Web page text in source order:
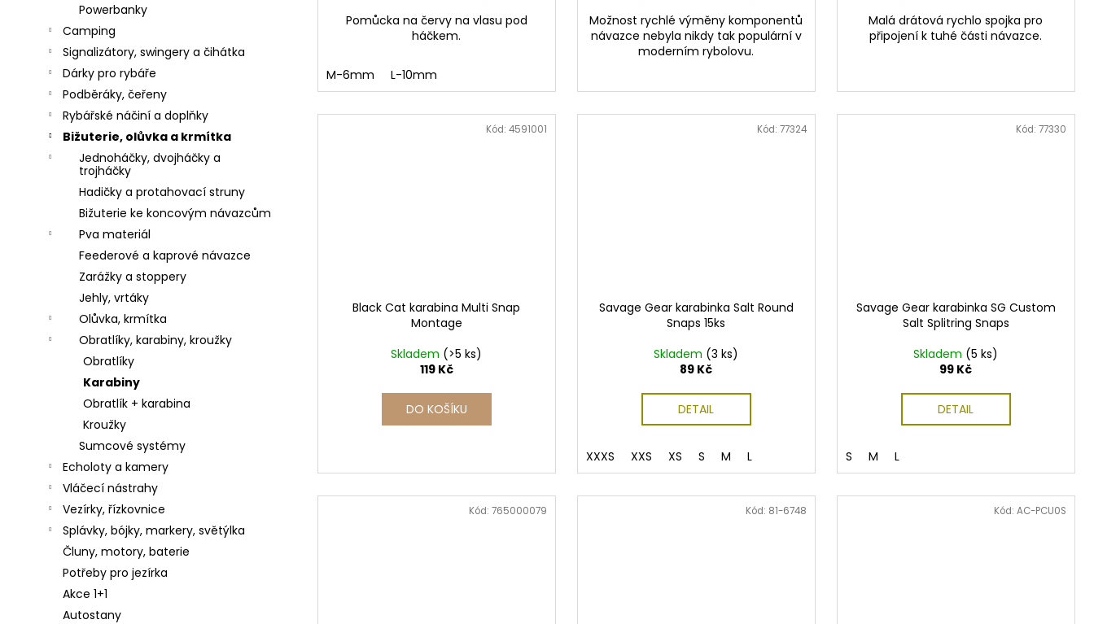
Powerbanky
Camping
Signalizátory, swingery a čihátka
Dárky pro rybáře
Podběráky, čeřeny
Rybářské náčiní a doplňky
Bižuterie, olůvka a krmítka
Jednoháčky, dvojháčky a
trojháčky
Hadičky a protahovací struny
Bižuterie ke koncovým návazcům
Pva materiál
Feederové a kaprové návazce
Zarážky a stoppery
Jehly, vrtáky
Olůvka, krmítka
Obratlíky, karabiny, kroužky
Obratlíky
Karabiny
Obratlík + karabina
Kroužky
Sumcové systémy
Echoloty a kamery
Vláčecí nástrahy
Vezírky, řízkovnice
Splávky, bójky, markery, světýlka
Čluny, motory, baterie
Potřeby pro jezírka
Akce 1+1
Autostany
Pomůcka na červy na vlasu pod
háčkem.
M-6mm L-10mm
Možnost rychlé výměny komponentů
návazce nebyla nikdy tak populární v
moderním rybolovu.
Malá drátová rychlo spojka pro
připojení k tuhé části návazce.
Black Cat karabina Multi Snap
Montage
Skladem (>5 ks)
119 Kč
DO KOŠÍKU
Kód: 4591001
Savage Gear karabinka Salt Round
Snaps 15ks
Skladem (3 ks)
89 Kč
DETAIL
XXXS XXS XS S M L
Kód: 77324
Savage Gear karabinka SG Custom
Salt Splitring Snaps
Skladem (5 ks)
99 Kč
DETAIL
S M L
Kód: 77330
Kód: 765000079 Kód: 81-6748 Kód: AC-PCU0S
SHIMANO
VLASEC
TECHNIUM
TRIBAL
0.355
(1
-
5000M)
0,75
Kč
GAMAKATSU
HÁČKY
LS-
2210S
91
SURETTI
OLOVO
STUBBY
S
OČKEM
A
OBRATLÍKEM
40
-
140G
25
Kč